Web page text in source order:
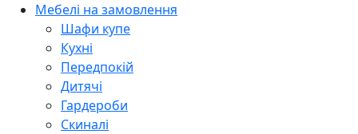
Мебелі на замовлення
Шафи купе
Кухні
Передпокій
Дитячі
Гардероби
Скиналі